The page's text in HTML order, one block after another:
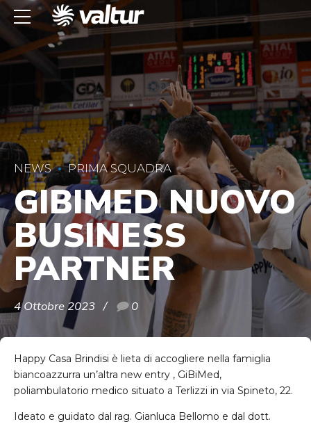
NEWS PRIMA SQUADRA
GIBIMED NUOVO
BUSINESS
PARTNER
4 Ottobre 2023 0
Happy Casa Brindisi è lieta di accogliere nella famiglia
biancoazzurra un’altra new entry , GiBiMed,
poliambulatorio medico situato a Terlizzi in via Spineto, 22.
Ideato e guidato dal rag. Gianluca Bellomo e dal dott.